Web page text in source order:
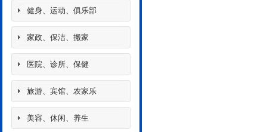
健身、运动、俱乐部
家政、保洁、搬家
医院、诊所、保健
旅游、宾馆、农家乐
美容、休闲、养生